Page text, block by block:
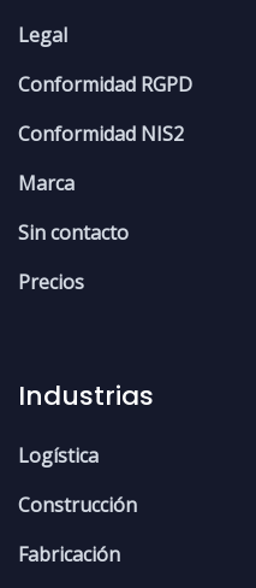
Legal
Conformidad RGPD
Conformidad NIS2
Marca
Sin contacto
Precios
Industrias
Logística
Construcción
Fabricación